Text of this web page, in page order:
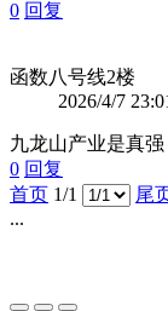
0 回复
函数八号线2楼
2026/4/7
九龙山产业是真
0 回复
首页 1/1
尾
...